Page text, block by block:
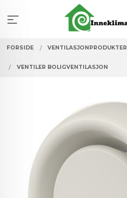
innholdet
FORSIDE VENTILASJONPRODUKTER
VENTILER BOLIGVENTILASJON